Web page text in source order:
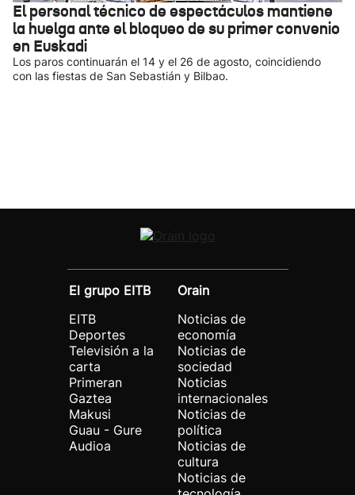
El personal técnico de espectáculos mantiene
la huelga ante el bloqueo de su primer convenio
en Euskadi
Los paros continuarán el 14 y el 26 de agosto, coincidiendo
con las fiestas de San Sebastián y Bilbao.
El grupo EITB
EITB
Deportes
Televisión a la
carta
Primeran
Gaztea
Makusi
Guau - Gure
Audioa
Orain
Noticias de
economía
Noticias de
sociedad
Noticias
internacionales
Noticias de
política
Noticias de
cultura
Noticias de